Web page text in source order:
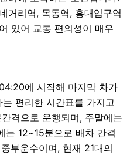
거리역, 목동역, 홍대입구역
있어 교통 편의성이 매우
에 시작해 마지막 차가
편리한 시간표를 가지고
격으로 운행되며, 주말에는
는 12~15분으로 배차 간격
부운수이며, 현재 21대의